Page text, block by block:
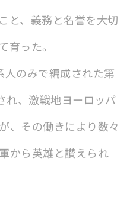
と、義務と名誉を大切
育った。
のみで編成された第
れ、激戦地ヨーロッパ
、その働きにより数々
から英雄と讃えられ